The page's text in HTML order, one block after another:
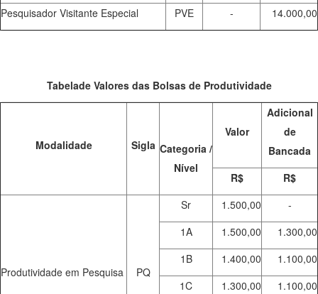
Pesquisador Visitante Especial PVE - 14.000,00
Tabelade Valores das Bolsas de Produtividade
Modalidade Sigla Categoria /
Nível
Valor
Adicional
de
Bancada
R$
R$
Produtividade em Pesquisa PQ
Sr 1.500,00
-
1A
1.500,00
1.300,00
1B
1.400,00
1.100,00
1C
1.300,00
1.100,00